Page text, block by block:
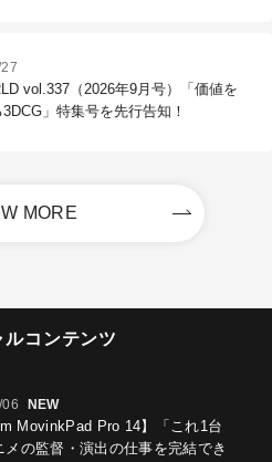
vol.337（2026年9月号）「価値を
」特集号を先行告知！
MORE
ルコンテンツ
NEW
MovinkPad Pro 14】「これ1台
メの監督・演出の仕事を完結でき